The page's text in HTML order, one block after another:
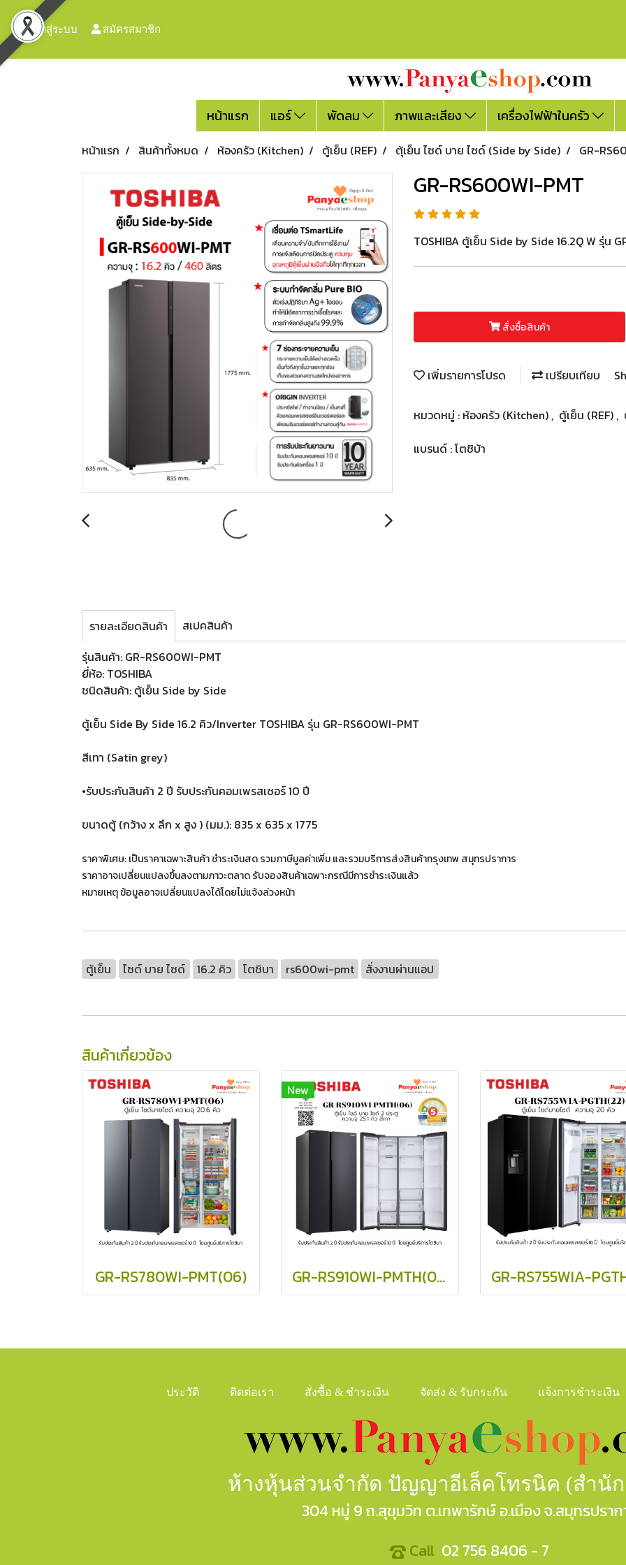
เข้าสู่ระบบ สมัครสมาชิก
หน้าแรก แอร์ พัดลม ภาพและเสียง เครื่องไฟฟ้าในครัว
หน้าแรก สินค้าทั้งหมด ห้องครัว (Kitchen) ตู้เย็น (REF) ตุ้เย็น ไซด์ บาย ไซด์ (Side by Side) GR-
GR-RS600WI-PMT
TOSHIBA ตู้เย็น Side by Side 16.2Q W รุ่น
สั่งซื้อสินค้า
เพิ่มรายการโปรด เปรียบเทียบ
หมวดหมู่ : ห้องครัว (Kitchen) , ตู้เย็น (REF) ,
แบรนด์ :โตชิบ้า
รายละเอียดสินค้า
สเปคสินค้า
รุ่นสินค้า: GR-RS600WI-PMT
ยี่ห้อ: TOSHIBA
ชนิดสินค้า: ตู้เย็น Side by Side
ตู้เย็น Side By Side 16.2 คิว/Inverter TOSHIBA รุ่น GR-RS600WI-PMT
สีเทา (Satin grey)
•รับประกันสินค้า 2 ปี รับประกันคอมเพรสเซอร์ 10 ปี
ขนาดตู้ (กว้าง x ลึก x สูง ) (มม.): 835 x 635 x 1775
ราคาพิเศษ: เป็นราคาเฉพาะสินค้า ชำระเงินสด รวมภาษีมูลค่าเพิ่ม และรวมบริการส่งสินค้ากรุงเทพ สมุทรปราการ
ราคาอาจเปลี่ยนแปลงขึ้นลงตามภาวะตลาด รับจองสินค้าเฉพาะกรณีมีการชำระเงินแล้ว
หมายเหตุ ข้อมูลอาจเปลี่ยนแปลงได้โดยไม่แจ้งล่วงหน้า
ตู้เย็น ไซด์ บาย ไซด์ 16.2 คิว โตชิบา rs600wi-pmt สั่งงานผ่านแอป
สินค้าเกี่ยวข้อง
GR-RS780WI-PMT(06)
New
GR-RS910WI-PMTH(06)
ประวัติ ติดต่อเรา สั่งซื้อ & ชำระเงิน จัดส่ง & รับกระกัน แจ้งการชำระเงิน
ห้างหุ้นส่วนจำกัด ปัญญาอีเล็คโทรนิค (สำนั
304 หมู่ 9 ถ.สุขุมวิท ต.เทพารักษ์ อ.เมือง จ.สมุทรปราก
Call 02 756 8406 - 7